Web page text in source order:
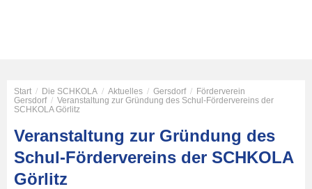
Start / Die SCHKOLA / Aktuelles / Gersdorf / Förderverein
Gersdorf / Veranstaltung zur Gründung des Schul-Fördervereins der
SCHKOLA Görlitz
Veranstaltung zur Gründung des
Schul-Fördervereins der SCHKOLA
Görlitz